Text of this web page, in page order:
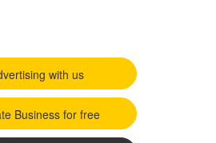
with us
Business for free